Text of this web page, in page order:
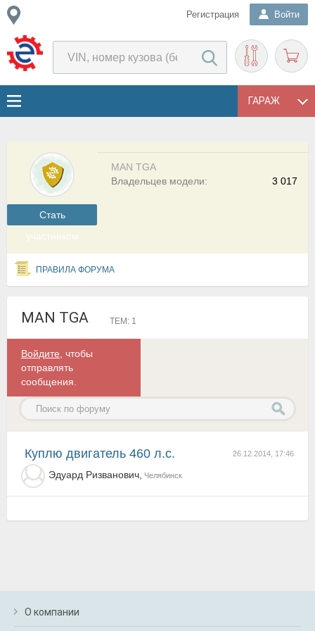
Регистрация Войти
ГАРАЖ
Cтать
участником
MAN TGA
3 017
Владельцев модели:
ПРАВИЛА ФОРУМА
MAN TGA ТЕМ: 1
Войдите , чтобы
отправлять
сообщения.
26.12.2014, 17:46
куплю двигатель 460 л.с.
Эдуард Ризванович, Челябинск
О компании